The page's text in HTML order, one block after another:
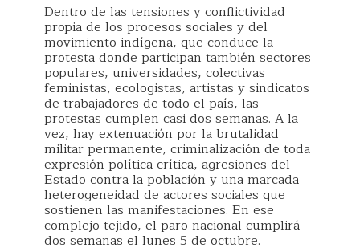
Dentro de las tensiones y conflictividad
propia de los procesos sociales y del
movimiento indígena, que conduce la
protesta donde participan también sectores
populares, universidades, colectivas
feministas, ecologistas, artistas y sindicatos
de trabajadores de todo el país, las
protestas cumplen casi dos semanas. A la
vez, hay extenuación por la brutalidad
militar permanente, criminalización de toda
expresión política crítica, agresiones del
Estado contra la población y una marcada
heterogeneidad de actores sociales que
sostienen las manifestaciones. En ese
complejo tejido, el paro nacional cumplirá
dos semanas el lunes 5 de octubre.